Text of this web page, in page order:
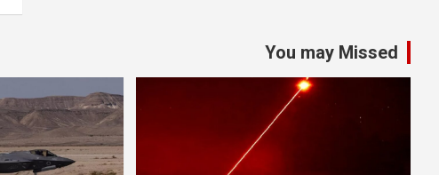
You may Missed